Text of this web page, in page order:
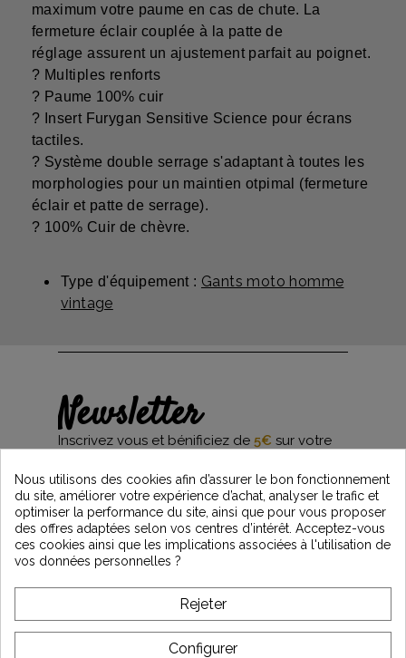
maximum votre paume en cas de chute. La
fermeture éclair couplée à la patte de
réglage assurent un ajustement parfait au poignet.
? Multiples renforts
? Paume 100% cuir
? Insert Furygan Sensitive Science pour écrans
tactiles.
? Système double serrage s'adaptant à toutes les
morphologies pour un maintien otpimal (fermeture
éclair et patte de serrage).
? 100% Cuir de chèvre.
Type d'équipement : Gants moto homme
vintage
Newsletter
Inscrivez vous et bénificiez de 5€ sur votre
et restez informés des dernières nouveautés
Vintage Motors
*Dès 99€ d'achat. En vous abonnant à notre newsletter, vous reconnaissez avoir pris
l'acceptez.
A PROPOS DE VINTAGE
Nous utilisons des cookies afin d’assurer le bon fonctionnement
du site, améliorer votre expérience d’achat, analyser le trafic et
optimiser la performance du site, ainsi que pour vous proposer
des offres adaptées selon vos centres d’intérêt. Acceptez-vous
ces cookies ainsi que les implications associées à l'utilisation de
vos données personnelles ?
Rejeter
Configurer